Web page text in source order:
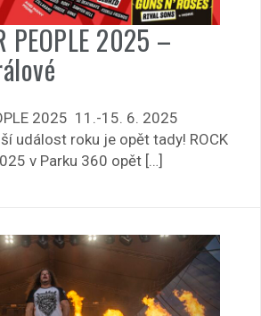
PEOPLE 2025 –
2025 11.-15. 6. 2025
událost roku je opět tady! ROCK
v Parku 360 opět […]